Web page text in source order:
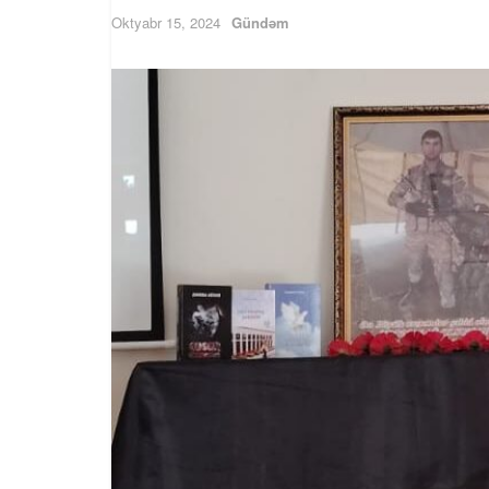
Oktyabr 15, 2024 Gündəm